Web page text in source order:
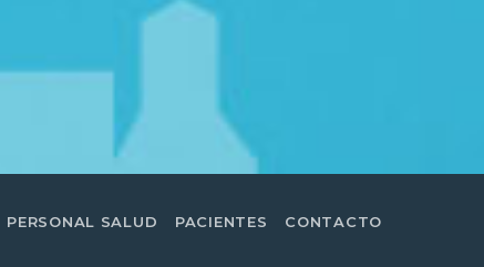
PERSONAL SALUD PACIENTES CONTACTO